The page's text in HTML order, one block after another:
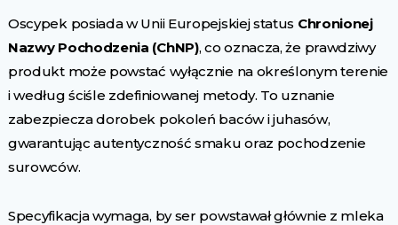
Oscypek posiada w Unii Europejskiej status Chronionej
Nazwy Pochodzenia (ChNP), co oznacza, że prawdziwy
produkt może powstać wyłącznie na określonym terenie
i według ściśle zdefiniowanej metody. To uznanie
zabezpiecza dorobek pokoleń baców i juhasów,
gwarantując autentyczność smaku oraz pochodzenie
surowców.
Specyfikacja wymaga, by ser powstawał głównie z mleka